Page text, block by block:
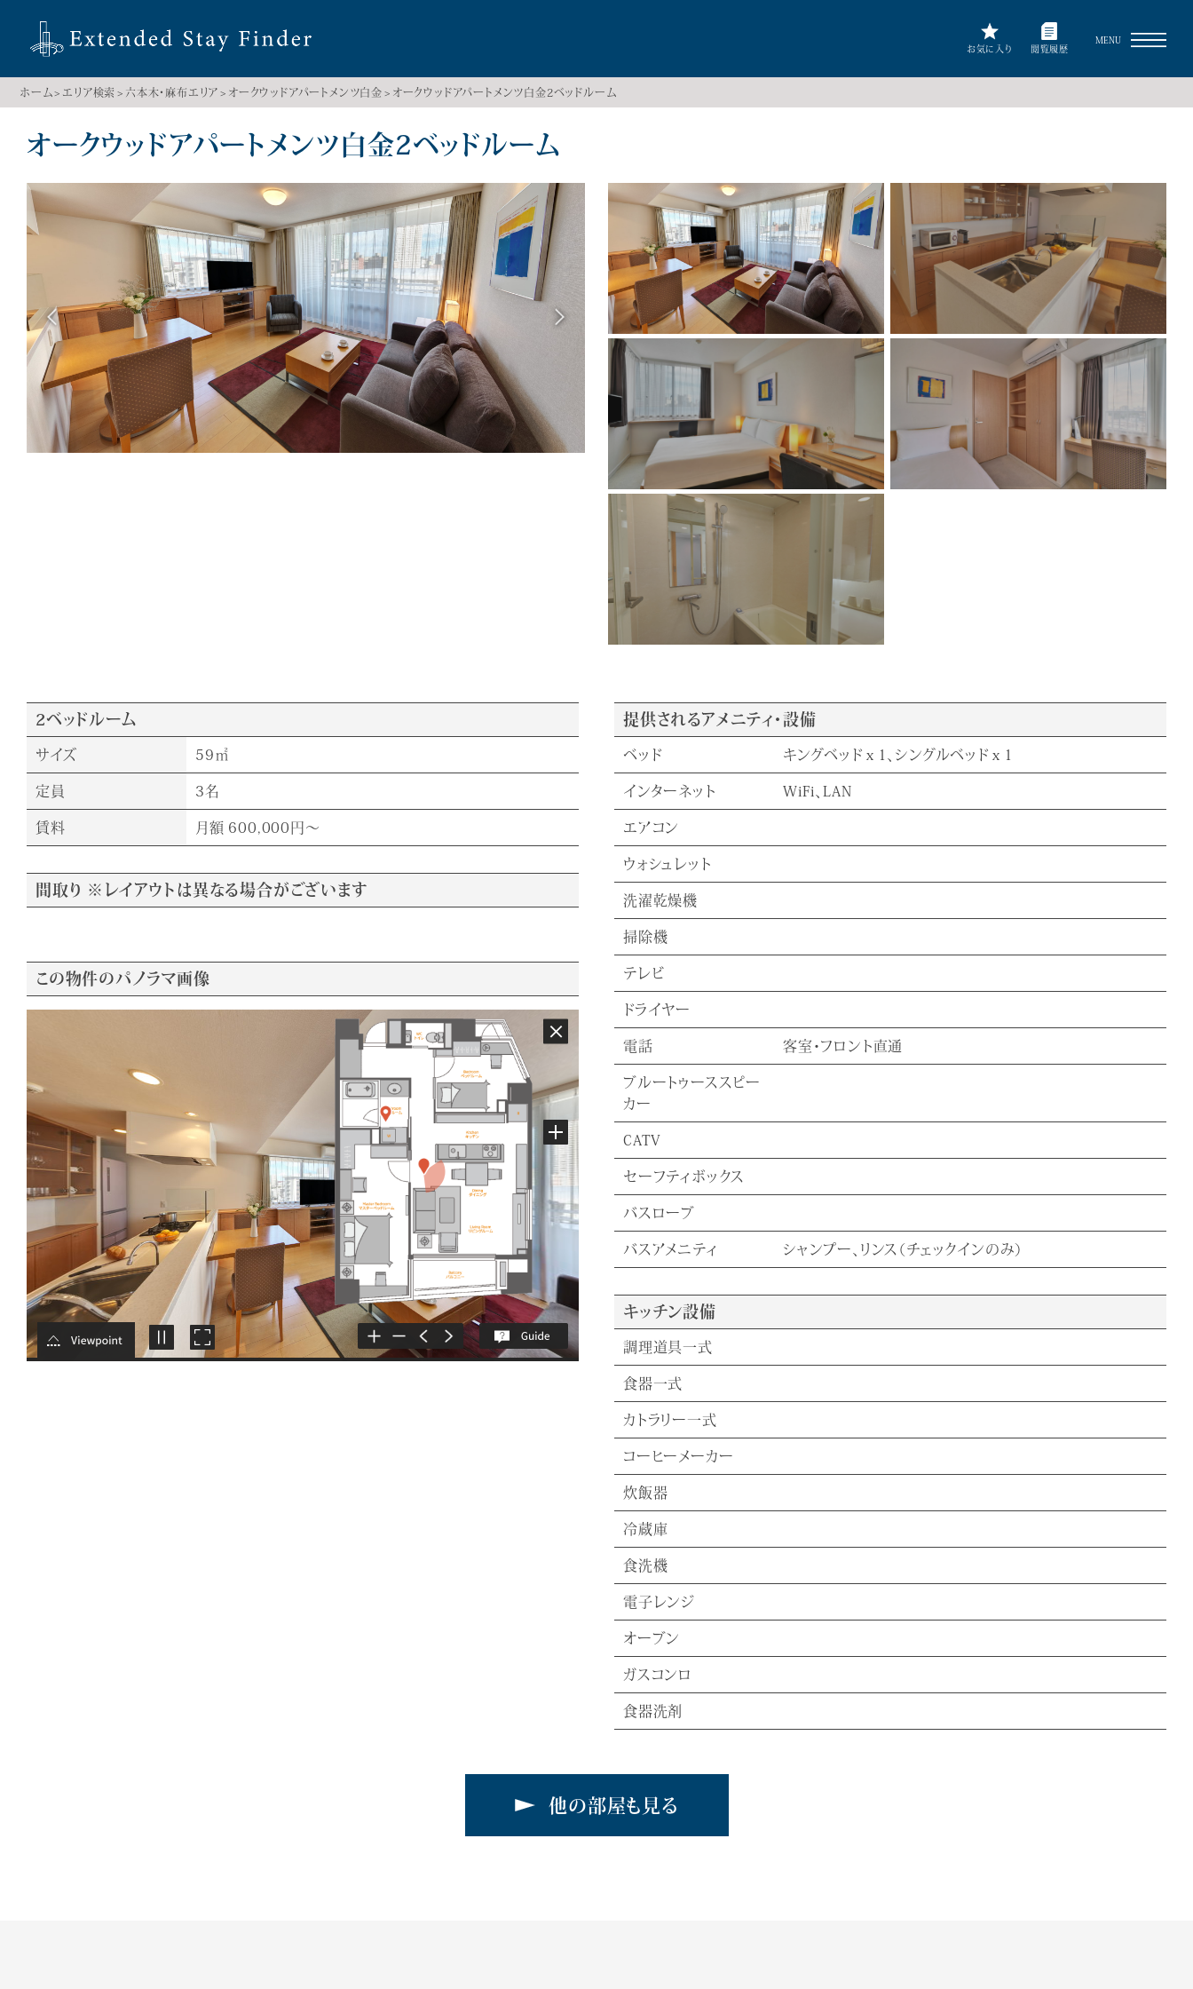
お気に入り 閲覧履歴
MENU
ホーム エリア検索 六本木・麻布エリア オークウッドアパートメンツ白金 オークウッドアパートメンツ白金2ベッドルーム
オークウッドアパートメンツ白金2ベッドルーム
2ベッドルーム
サイズ 59㎡
定員 3名
賃料 月額 600,000円～
間取り ※レイアウトは異なる場合がございます
この物件のパノラマ画像
提供されるアメニティ・設備
ベッド キングベッドｘ1、シングルベッドｘ1
インターネット WiFi、LAN
エアコン
ウォシュレット
洗濯乾燥機
掃除機
テレビ
ドライヤー
電話 客室・フロント直通
ブルートゥーススピー
カー
CATV
セーフティボックス
バスローブ
バスアメニティ シャンプー、リンス（チェックインのみ）
キッチン設備
調理道具一式
食器一式
カトラリー一式
コーヒーメーカー
炊飯器
冷蔵庫
食洗機
電子レンジ
オーブン
ガスコンロ
食器洗剤
他の部屋も見る